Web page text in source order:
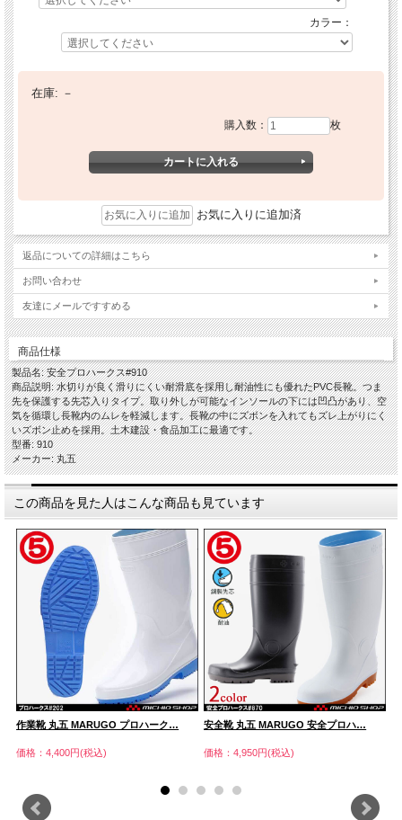
カラー：
在庫: －
購入数： 枚
お気に入りに追加済
返品についての詳細はこちら
お問い合わせ
友達にメールですすめる
商品仕様
製品名: 安全プロハークス#910
商品説明: 水切りが良く滑りにくい耐滑底を採用し耐油性にも優れたPVC長靴。つま
先を保護する先芯入りタイプ。取り外しが可能なインソールの下には凹凸があり、空
気を循環し長靴内のムレを軽減します。長靴の中にズボンを入れてもズレ上がりにく
いズボン止めを採用。土木建設・食品加工に最適です。
型番: 910
メーカー: 丸五
この商品を見た人はこんな商品も見ています
作業靴 丸五 MARUGO プロハーク…
価格：4,400円(税込)
安全靴 丸五 MARUGO 安全プロハ…
価格：4,950円(税込)